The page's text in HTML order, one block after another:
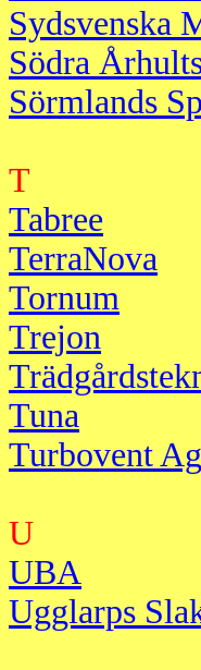
Sydsvenska
Södra
Sörmlands
T
Tabree
TerraNova
Tornum
Trejon
Tuna
Turbovent
U
UBA
Ugglarps